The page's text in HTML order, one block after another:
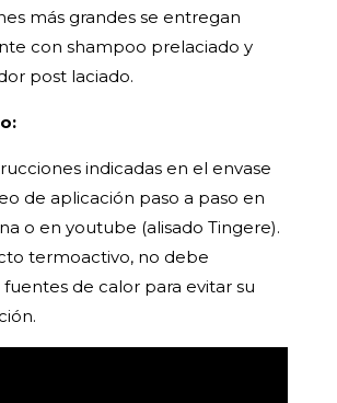
más grandes se entregan
con shampoo prelaciado y
post laciado.
indicadas en el envase
de aplicación paso a paso en
o en youtube (alisado Tingere).
termoactivo, no debe
de calor para evitar su